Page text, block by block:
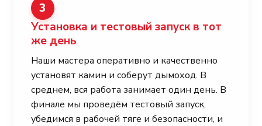
3
Установка и тестовый запуск в тот
же день
Наши мастера оперативно и качественно
установят камин и соберут дымоход. В
среднем, вся работа занимает один день. В
финале мы проведём тестовый запуск,
убедимся в рабочей тяге и безопасности, и